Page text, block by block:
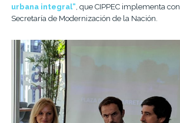
urbana integral” , que CIPPEC implementa
Secretaría de Modernización de la Nación.